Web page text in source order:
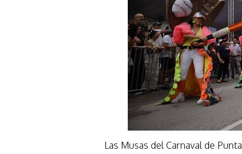
Las Musas del Carnaval de